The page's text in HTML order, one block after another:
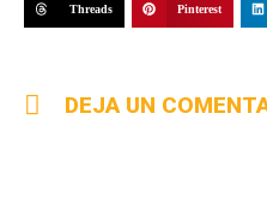
Threads Pinterest
DEJA UN